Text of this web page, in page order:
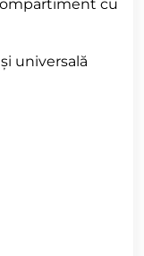
cu
universală